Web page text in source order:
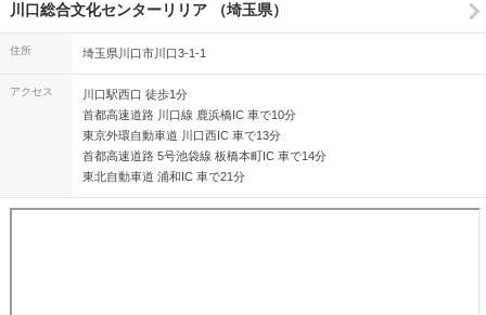
川口総合文化センターリリア （埼玉県）
住所 埼玉県川口市川口3-1-1
アクセス
川口駅西口 徒歩1分
首都高速道路 川口線 鹿浜橋IC 車で10分
東京外環自動車道 川口西IC 車で13分
首都高速道路 5号池袋線 板橋本町IC 車で14分
東北自動車道 浦和IC 車で21分